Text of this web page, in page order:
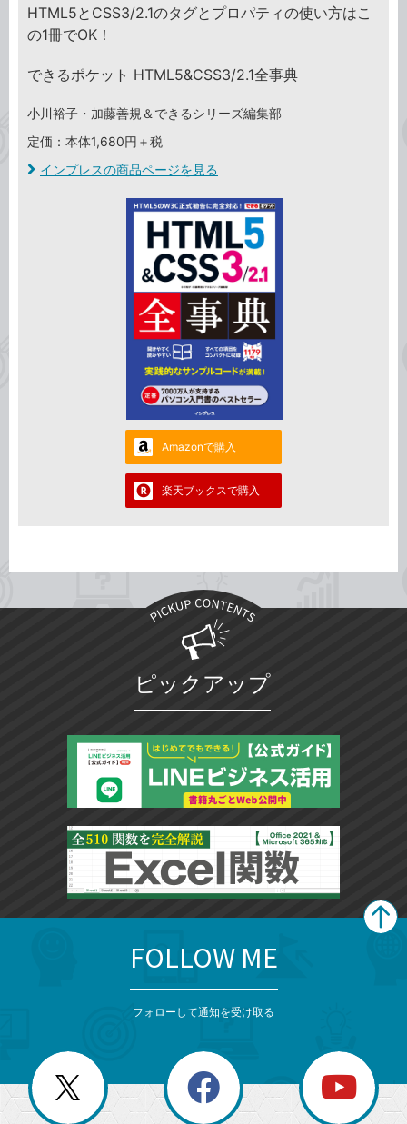
HTML5とCSS3/2.1のタグとプロパティの使い方はこ
の1冊でOK！
できるポケット HTML5&CSS3/2.1全事典
小川裕子・加藤善規＆できるシリーズ編集部
定価：本体1,680円＋税
インプレスの商品ページを見る
Amazonで購入
楽天ブックスで購入
ピックアップ
じ
る
閉
じ
ー
か
FOLLOW ME
フォローして通知を受け取る